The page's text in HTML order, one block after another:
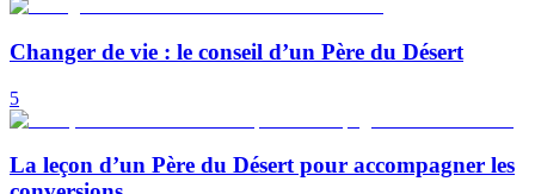
Changer de vie : le conseil d’un Père du Désert
5
La leçon d’un Père du Désert pour accompagner les